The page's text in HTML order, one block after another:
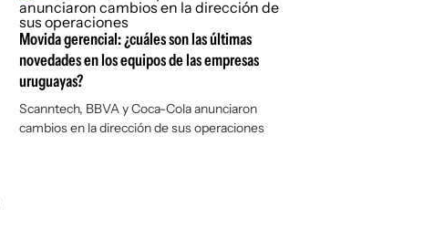
Movida gerencial: ¿cuáles son las últimas
novedades en los equipos de las empresas
uruguayas?
Scanntech, BBVA y Coca-Cola anunciaron
cambios en la dirección de sus operaciones